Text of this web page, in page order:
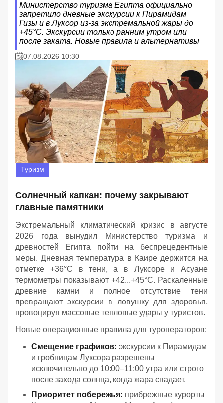
Министерство туризма Египта официально
запретило дневные экскурсии к Пирамидам
Гизы и в Луксор из-за экстремальной жары до
+45°C. Экскурсии только ранним утром или
после заката. Новые правила и альтернативы
07.08.2026 10:30
Туризм
Солнечный капкан: почему закрывают
главные памятники
Экстремальный климатический кризис в августе
2026 года вынудил Министерство туризма и
древностей Египта пойти на беспрецедентные
меры. Дневная температура в Каире держится на
отметке +36°C в тени, а в Луксоре и Асуане
термометры показывают +42...+45°C. Раскаленные
древние камни и полное отсутствие тени
превращают экскурсии в ловушку для здоровья,
провоцируя массовые тепловые удары у туристов.
Новые операционные правила для туроператоров:
Смещение графиков: экскурсии к Пирамидам
и гробницам Луксора разрешены
исключительно до 10:00–11:00 утра или строго
после захода солнца, когда жара спадает.
Приоритет побережья: прибрежные курорты